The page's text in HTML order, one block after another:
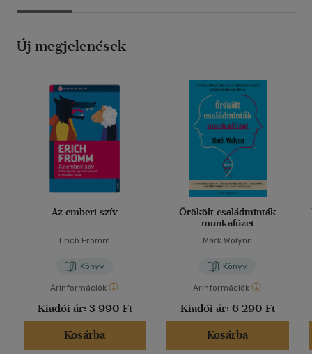
Új megjelenések
Az emberi szív
Erich Fromm
Könyv
Árinformációk
Kiadói ár: 3 990 Ft
Kosárba
Örökölt családminták
munkafüzet
Mark Wolynn
Könyv
Árinformációk
Kiadói ár: 6 290 Ft
Kosárba